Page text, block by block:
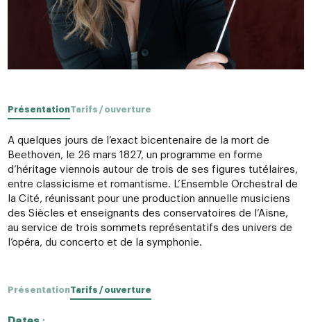
PrésentationTarifs / ouverture
A quelques jours de l’exact bicentenaire de la mort de
Beethoven, le 26 mars 1827, un programme en forme
d’héritage viennois autour de trois de ses figures tutélaires,
entre classicisme et romantisme. L’Ensemble Orchestral de
la Cité, réunissant pour une production annuelle musiciens
des Siècles et enseignants des conservatoires de l’Aisne,
au service de trois sommets représentatifs des univers de
l’opéra, du concerto et de la symphonie.
PrésentationTarifs / ouverture